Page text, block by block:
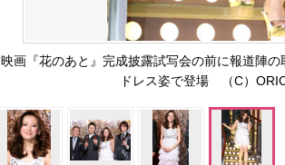
映画『花のあと』完成披露試写会の前に報道陣
ドレス姿で登場 （C）